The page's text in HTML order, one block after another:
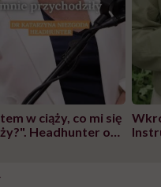
w ciąży, co mi się
Headhunter o